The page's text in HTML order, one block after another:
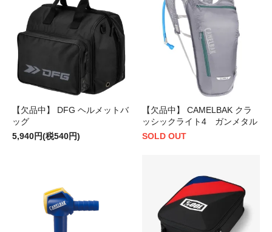
【欠品中】 DFG ヘルメットバ
ッグ
5,940円(税540円)
【欠品中】 CAMELBAK クラ
ッシックライト4 ガンメタル
SOLD OUT